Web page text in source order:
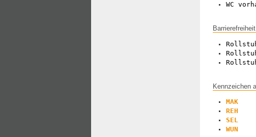
WC
Barrierefreiheit
Kennzeichen
MAK
REH
SEL
WUN